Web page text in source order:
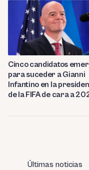
Cinco candidatos
para suceder a Gianni
Infantino en la
de la FIFA de cara a
Últimas noticias